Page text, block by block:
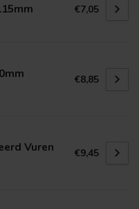
€7,05
€8,85
Vuren €9,45